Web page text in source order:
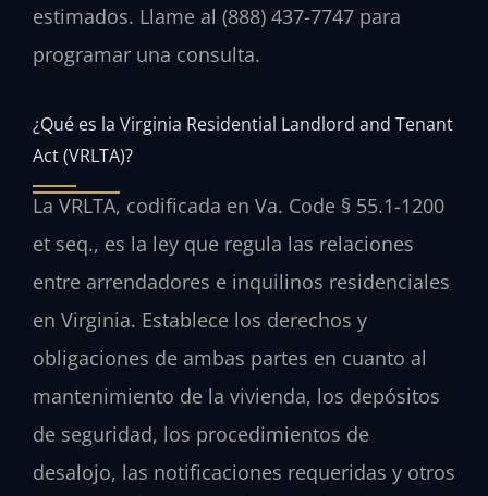
estimados. Llame al (888) 437-7747 para
programar una consulta.
¿Qué es la Virginia Residential Landlord and Tenant
Act (VRLTA)?
La VRLTA, codificada en Va. Code § 55.1-1200
et seq., es la ley que regula las relaciones
entre arrendadores e inquilinos residenciales
en Virginia. Establece los derechos y
obligaciones de ambas partes en cuanto al
mantenimiento de la vivienda, los depósitos
de seguridad, los procedimientos de
desalojo, las notificaciones requeridas y otros